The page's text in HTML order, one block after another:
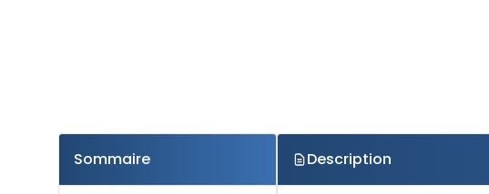
Sommaire Description